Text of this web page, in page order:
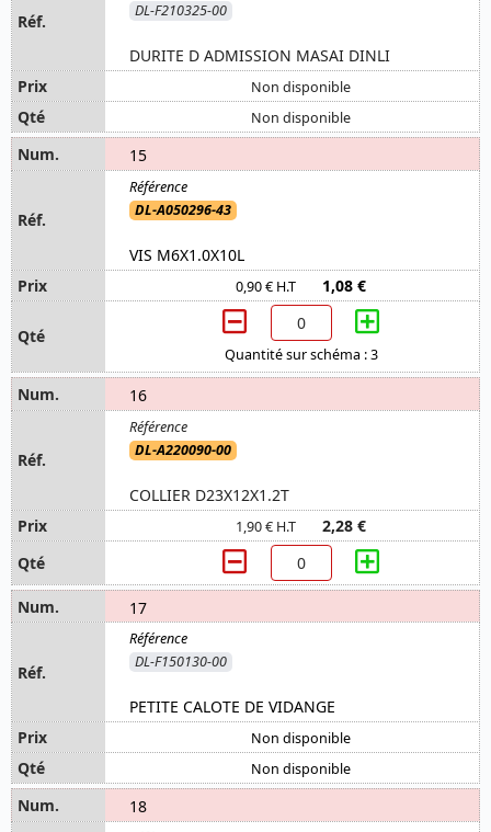
DL-F210325-00
DURITE D ADMISSION MASAI DINLI
Non disponible
Non disponible
15
DL-A050296-43
VIS M6X1.0X10L
0,90 € H.T 1,08 €
Quantité sur schéma : 3
16
DL-A220090-00
COLLIER D23X12X1.2T
1,90 € H.T 2,28 €
17
DL-F150130-00
PETITE CALOTE DE VIDANGE
Non disponible
Non disponible
18